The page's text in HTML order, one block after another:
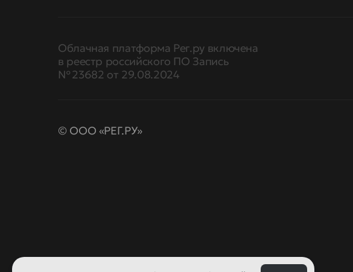
Облачная платформа Рег.ру включена
в реестр российского ПО Запись
№ 23682 от 29.08.2024
© ООО «РЕГ.РУ»